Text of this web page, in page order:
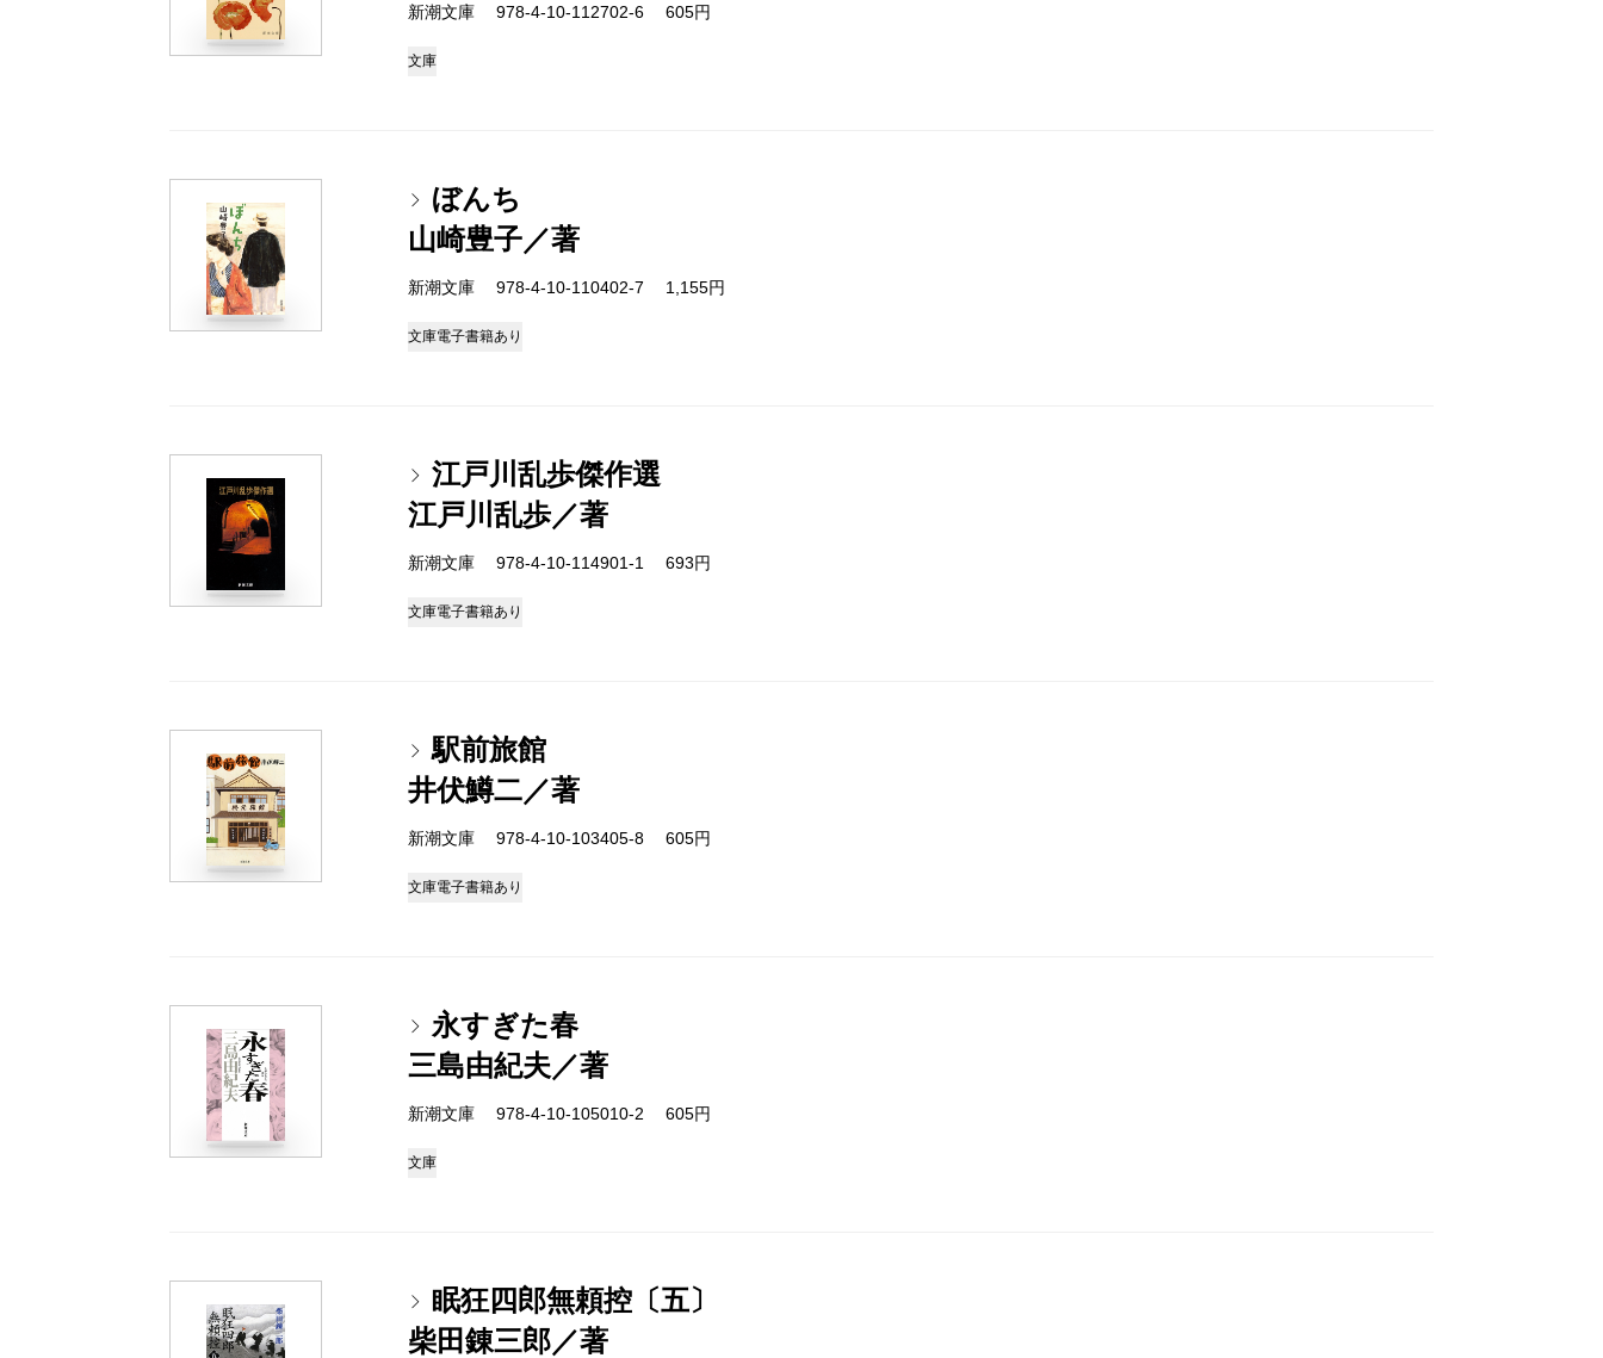
新潮文庫 978-4-10-112702-6 605円
文庫
ぼんち
山崎豊子／著
新潮文庫 978-4-10-110402-7 1,155円
文庫電子書籍あり
江戸川乱歩傑作選
江戸川乱歩／著
新潮文庫 978-4-10-114901-1 693円
文庫電子書籍あり
駅前旅館
井伏鱒二／著
新潮文庫 978-4-10-103405-8 605円
文庫電子書籍あり
永すぎた春
三島由紀夫／著
新潮文庫 978-4-10-105010-2 605円
文庫
眠狂四郎無頼控〔五〕
柴田錬三郎／著